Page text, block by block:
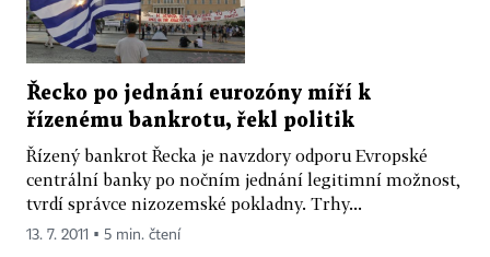
Řecko po jednání eurozóny míří k
řízenému bankrotu, řekl politik
Řízený bankrot Řecka je navzdory odporu Evropské
centrální banky po nočním jednání legitimní možnost,
tvrdí správce nizozemské pokladny. Trhy...
13. 7. 2011 ▪ 5 min. čtení